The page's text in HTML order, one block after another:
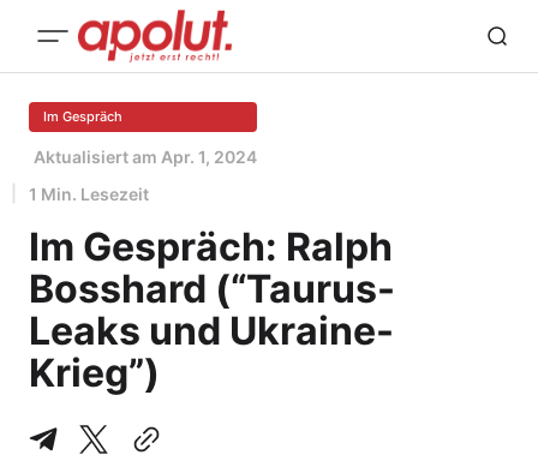
Im Gespräch
Aktualisiert am Apr. 1, 2024
1 Min. Lesezeit
Im Gespräch: Ralph
Bosshard (“Taurus-
Leaks und Ukraine-
Krieg”)